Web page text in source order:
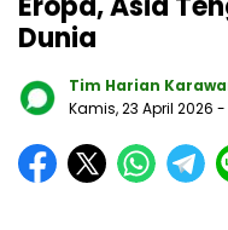
Dunia
Tim Harian
Kamis, 23 April 2026 -